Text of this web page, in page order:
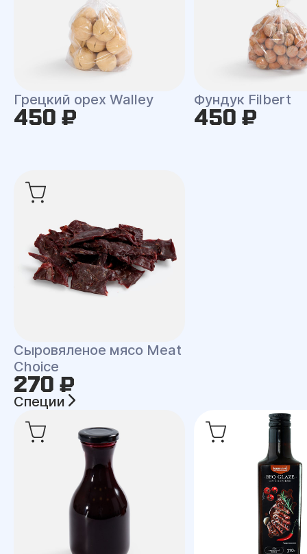
Грецкий орех Walley
450 ₽
Фундук Filbert
450 ₽
Сыровяленое мясо Meat
Choice
270 ₽
Специи